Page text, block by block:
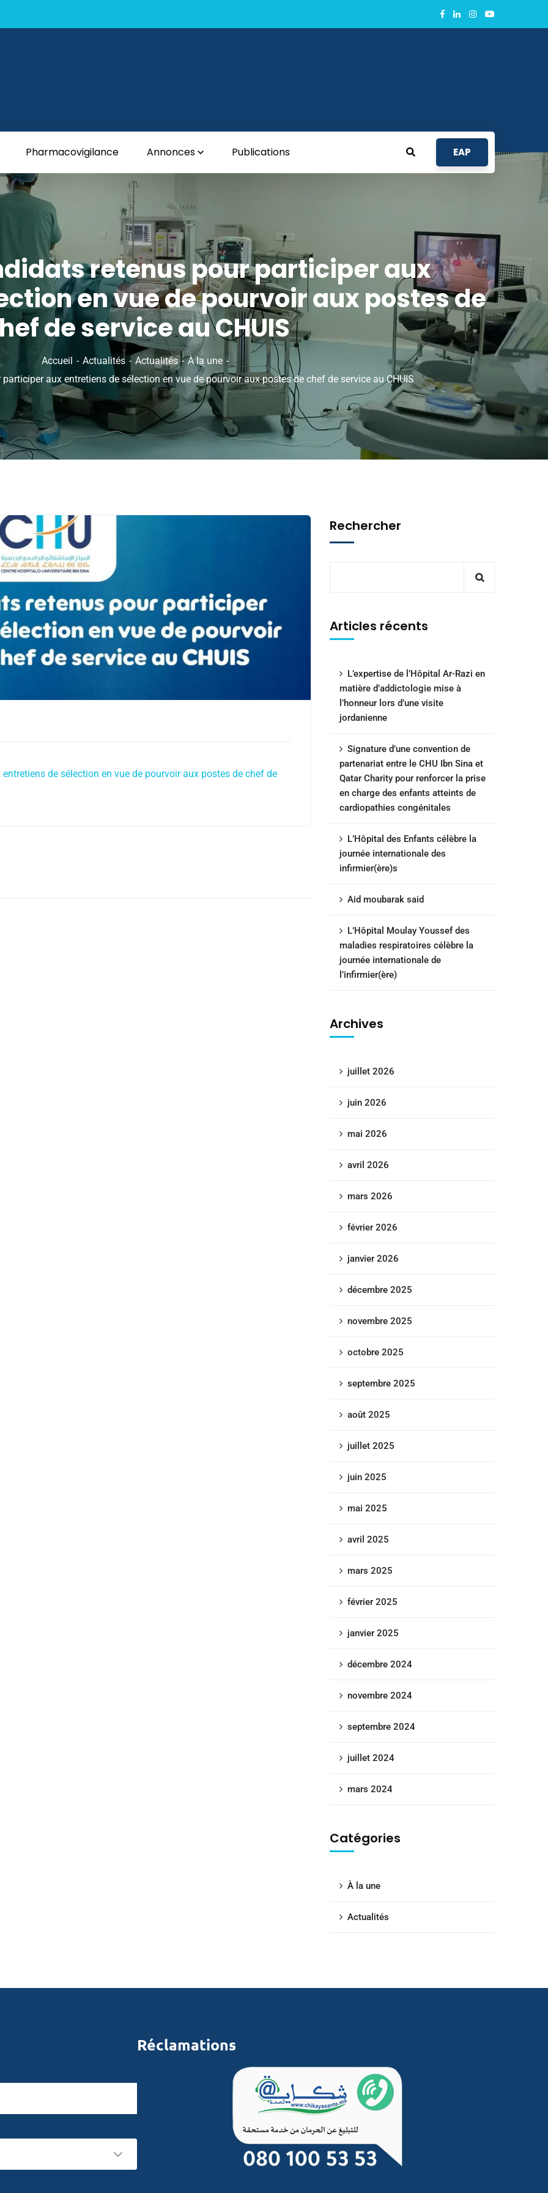
Pharmacovigilance Annonces Publications EAP
retenus pour participer aux
en vue de pourvoir aux postes de
de service au CHUIS
Accueil Actualités Actualités
À la une
aux entretiens de sélection en vue de pourvoir aux postes de chef de service au CHUIS
de sélection en vue de pourvoir aux postes de chef de
Rechercher
Articles récents
L’expertise de l’Hôpital Ar-Razi en
matière d’addictologie mise à
l’honneur lors d’une visite
jordanienne
Signature d’une convention de
partenariat entre le CHU Ibn Sina et
Qatar Charity pour renforcer la prise
en charge des enfants atteints de
cardiopathies congénitales
L’Hôpital des Enfants célèbre la
journée internationale des
infirmier(ère)s
Aid moubarak said
L’Hôpital Moulay Youssef des
maladies respiratoires célèbre la
journée internationale de
l’infirmier(ère)
Archives
juillet 2026
juin 2026
mai 2026
avril 2026
mars 2026
février 2026
janvier 2026
décembre 2025
novembre 2025
octobre 2025
septembre 2025
août 2025
juillet 2025
juin 2025
mai 2025
avril 2025
mars 2025
février 2025
janvier 2025
décembre 2024
novembre 2024
septembre 2024
juillet 2024
mars 2024
Catégories
À la une
Actualités
Réclamations